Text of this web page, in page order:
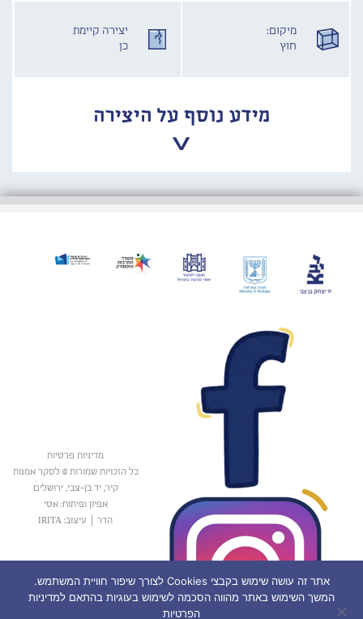
מיקום:
חוץ
יצירה קיימת
כן
מידע נוסף על היצירה
מדיניות פרטיות
כל הזכויות שמורות © לסקר אמנות
קיר, יד בן-צבי, ירושלים
אפיון ופיתוח: אטי
הדר
עיצוב: IRITA
אתר זה עושה שימוש בקבצי Cookies לצורך שיפור חוויית המשתמש.
המשך השימוש באתר מהווה הסכמה לשימוש בעוגיות בהתאם למדיניות
הפרטיות